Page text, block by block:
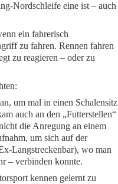
Nordschleife eine ist – auch
ein fahrerisch
zu fahren. Rennen fahren
zu reagieren – oder zu
um mal in einen Schalensitz
auch an den „Futterstellen“
die Anregung an einem
um sich auf der
Langstreckenbar), wo man
– verbinden konnte.
kennen gelernt zu